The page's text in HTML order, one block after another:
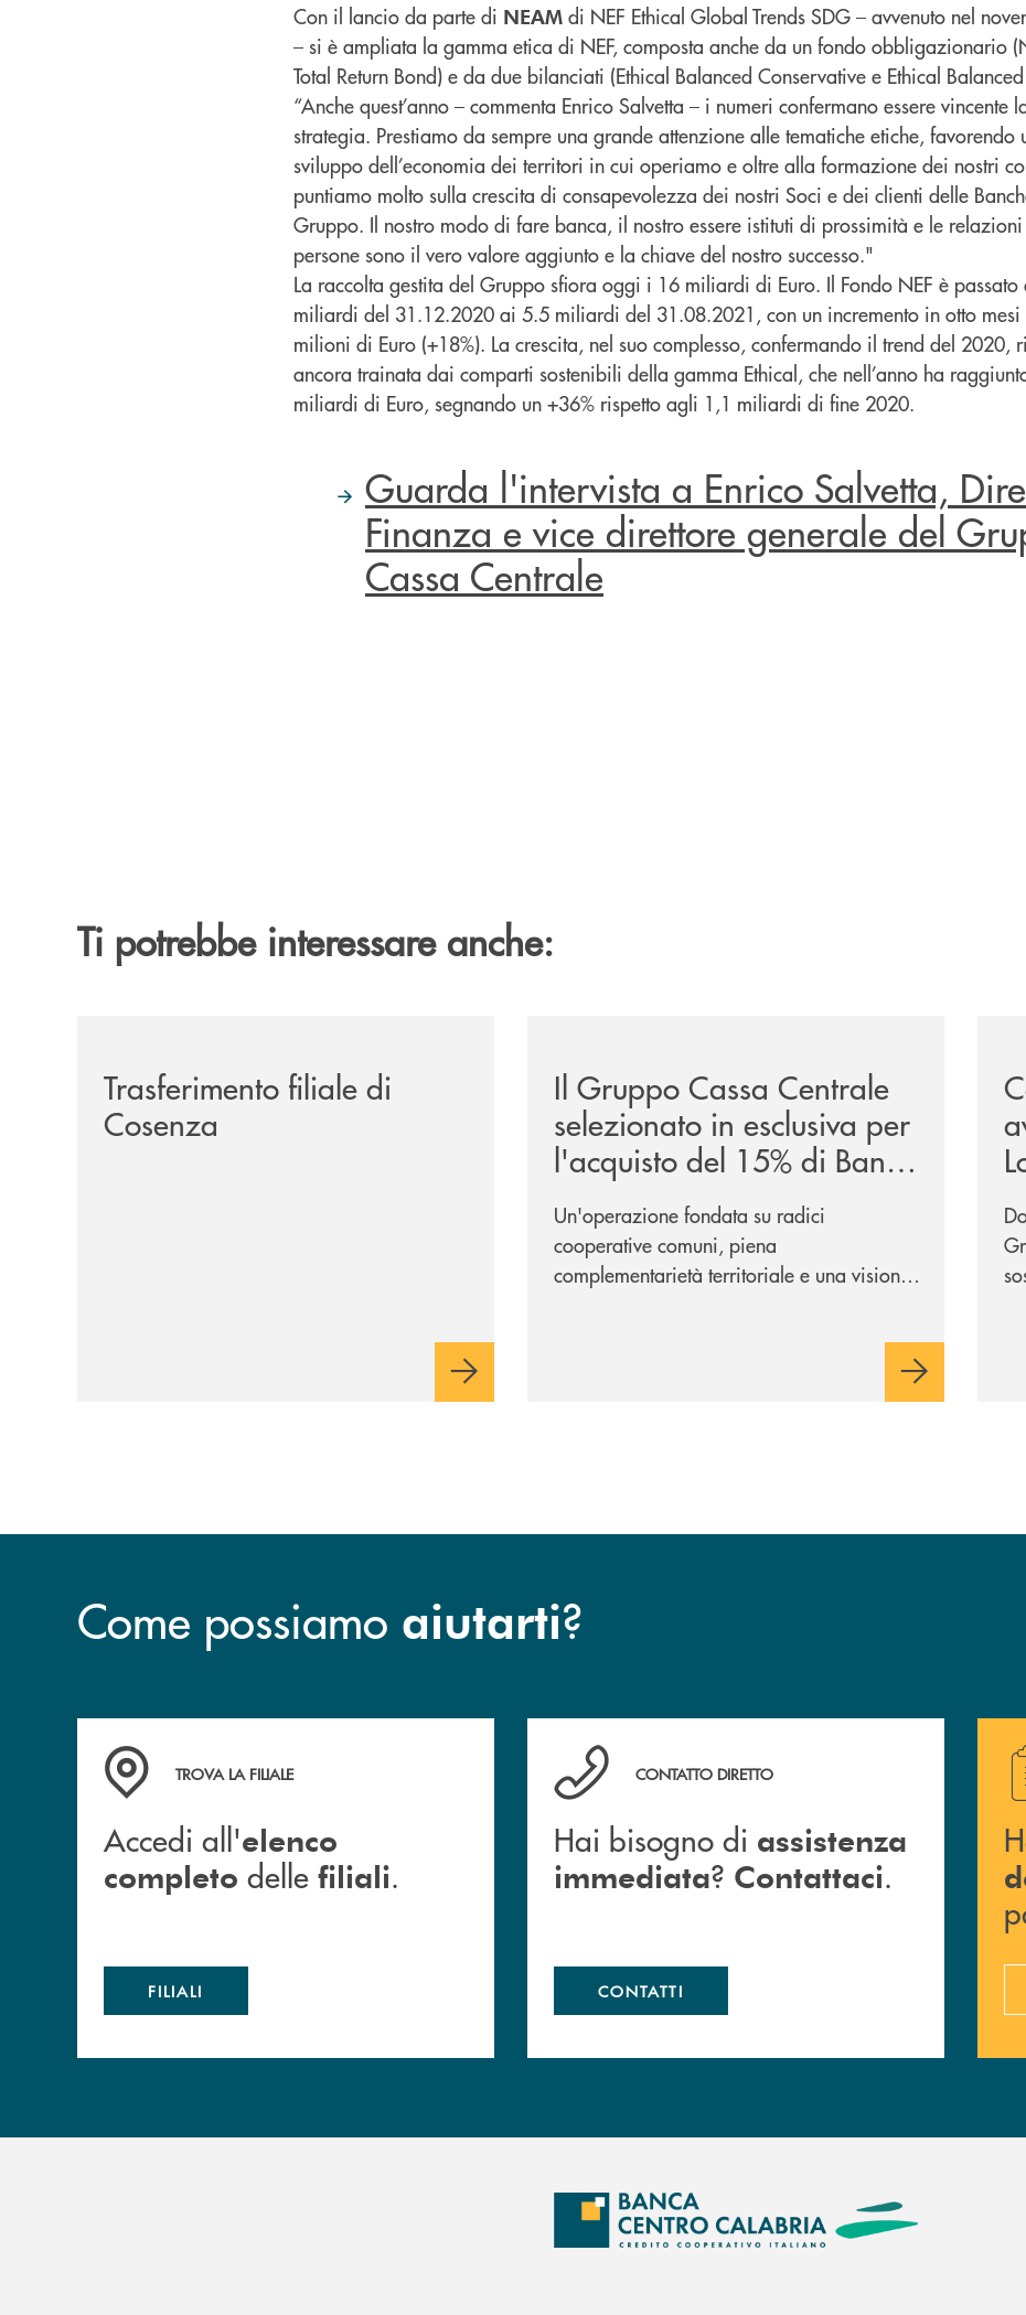
Con il lancio da parte di NEAM di NEF Ethical Global Trends SDG – avvenuto nel
– si è ampliata la gamma etica di NEF, composta anche da un fondo obbligazionario
Total Return Bond) e da due bilanciati (Ethical Balanced Conservative e Ethical
“Anche quest’anno – commenta Enrico Salvetta – i numeri confermano essere vincente
strategia. Prestiamo da sempre una grande attenzione alle tematiche etiche, favorendo
sviluppo dell’economia dei territori in cui operiamo e oltre alla formazione dei nostri
puntiamo molto sulla crescita di consapevolezza dei nostri Soci e dei clienti delle
Gruppo. Il nostro modo di fare banca, il nostro essere istituti di prossimità e le
persone sono il vero valore aggiunto e la chiave del nostro successo."
La raccolta gestita del Gruppo sfiora oggi i 16 miliardi di Euro. Il Fondo NEF è
miliardi del 31.12.2020 ai 5.5 miliardi del 31.08.2021, con un incremento in otto
milioni di Euro (+18%). La crescita, nel suo complesso, confermando il trend del 2020,
ancora trainata dai comparti sostenibili della gamma Ethical, che nell’anno ha
miliardi di Euro, segnando un +36% rispetto agli 1,1 miliardi di fine 2020.
Guarda l'intervista a Enrico Salvetta,
Finanza e vice direttore generale del
Cassa Centrale
Ti potrebbe interessare anche:
Trasferimento filiale di
Cosenza
Il Gruppo Cassa Centrale
selezionato in esclusiva per
l'acquisto del 15% di Banca
Cambiano 1884
Un'operazione fondata su radici
cooperative comuni, piena
complementarietà territoriale e una visione
Come possiamo aiutarti?
Accedi all' elenco completo delle filiali .
TROVA LA FILIALE
Accedi all'elenco
completo delle filiali.
FILIALI
Hai bisogno di assistenza immediata ? Contattaci .
CONTATTO DIRETTO
Hai bisogno di assistenza
immediata? Contattaci.
CONTATTI